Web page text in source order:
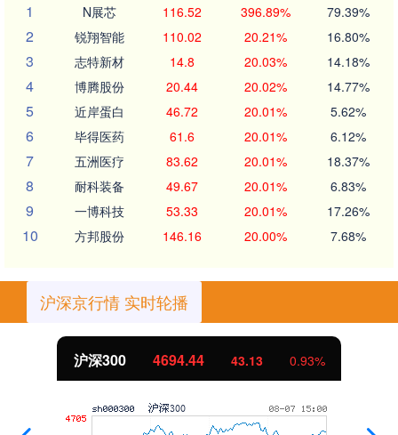
1
N展芯 116.52 396.89% 79.39%
2 锐翔智能 110.02 20.21% 16.80%
3 志特新材 14.8 20.03% 14.18%
4 博腾股份 20.44 20.02% 14.77%
5 近岸蛋白 46.72 20.01% 5.62%
6 毕得医药 61.6 20.01% 6.12%
7 五洲医疗 83.62 20.01% 18.37%
8 耐科装备 49.67 20.01% 6.83%
9 一博科技 53.33 20.01% 17.26%
10 方邦股份 146.16 20.00% 7.68%
沪深京行情 实时轮播
沪深300 4694.44 43.13 0.93%